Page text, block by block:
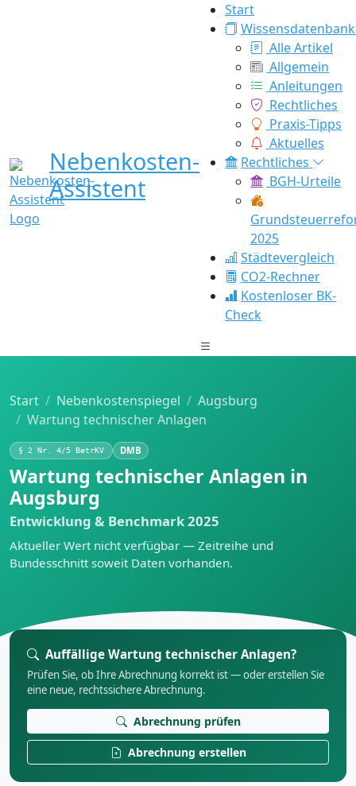
Nebenkosten-
Assistent
Start
Wissensdatenbank
Alle Artikel
Allgemein
Anleitungen
Rechtliches
Praxis-Tipps
Aktuelles
Rechtliches
BGH-Urteile
2025
Städtevergleich
CO2-Rechner
Kostenloser BK-
Check
Start Nebenkostenspiegel
Augsburg
Wartung technischer Anlagen
§ 2 Nr. 4/5 BetrKV DMB
Wartung technischer Anlagen in
Augsburg
Entwicklung & Benchmark 2025
Aktueller Wert nicht verfügbar — Zeitreihe und
Bundesschnitt soweit Daten vorhanden.
Auffällige Wartung technischer Anlagen?
Prüfen Sie, ob Ihre Abrechnung korrekt ist — oder erstellen Sie
eine neue, rechtssichere Abrechnung.
Abrechnung prüfen
Abrechnung erstellen